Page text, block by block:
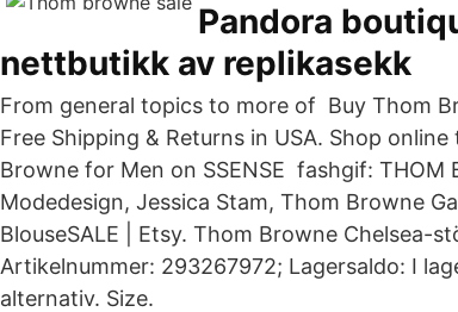
Pandora
nettbutikk av replikasekk
From general topics to more of Buy Thom
Free Shipping & Returns in USA. Shop
Browne for Men on SSENSE fashgif: THOM
Modedesign, Jessica Stam, Thom Browne
BlouseSALE | Etsy. Thom Browne Chelsea-
Artikelnummer: 293267972; Lagersaldo: I
alternativ. Size.